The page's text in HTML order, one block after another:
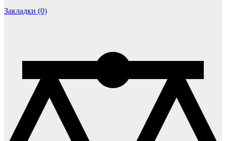
Закладки (0)